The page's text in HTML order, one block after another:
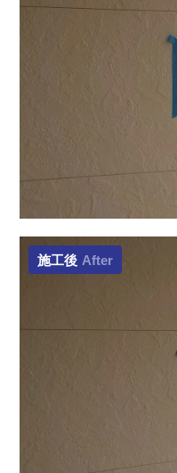
施工後 After